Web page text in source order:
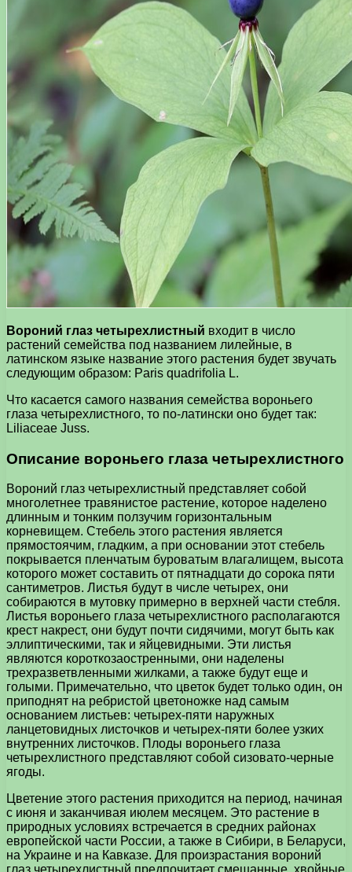
Вороний глаз четырехлистный входит в число
растений семейства под названием лилейные, в
латинском языке название этого растения будет звучать
следующим образом: Paris quadrifolia L.
Что касается самого названия семейства вороньего
глаза четырехлистного, то по-латински оно будет так:
Liliaceae Juss.
Описание вороньего глаза четырехлистного
Вороний глаз четырехлистный представляет собой
многолетнее травянистое растение, которое наделено
длинным и тонким ползучим горизонтальным
корневищем. Стебель этого растения является
прямостоячим, гладким, а при основании этот стебель
покрывается пленчатым буроватым влагалищем, высота
которого может составить от пятнадцати до сорока пяти
сантиметров. Листья будут в числе четырех, они
собираются в мутовку примерно в верхней части стебля.
Листья вороньего глаза четырехлистного располагаются
крест накрест, они будут почти сидячими, могут быть как
эллиптическими, так и яйцевидными. Эти листья
являются короткозаостренными, они наделены
трехразветвленными жилками, а также будут еще и
голыми. Примечательно, что цветок будет только один, он
приподнят на ребристой цветоножке над самым
основанием листьев: четырех-пяти наружных
ланцетовидных листочков и четырех-пяти более узких
внутренних листочков. Плоды вороньего глаза
четырехлистного представляют собой сизовато-черные
ягоды.
Цветение этого растения приходится на период, начиная
с июня и заканчивая июлем месяцем. Это растение в
природных условиях встречается в средних районах
европейской части России, а также в Сибири, в Беларуси,
на Украине и на Кавказе. Для произрастания вороний